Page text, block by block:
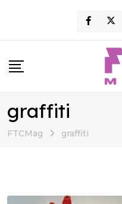
content
graffiti
FTCMag graffiti